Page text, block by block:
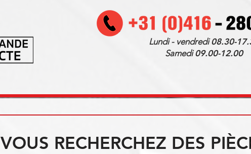
Lundi - vendredi08.30-
Samedi09.00-12.00
VOUS RECHERCHEZ DES